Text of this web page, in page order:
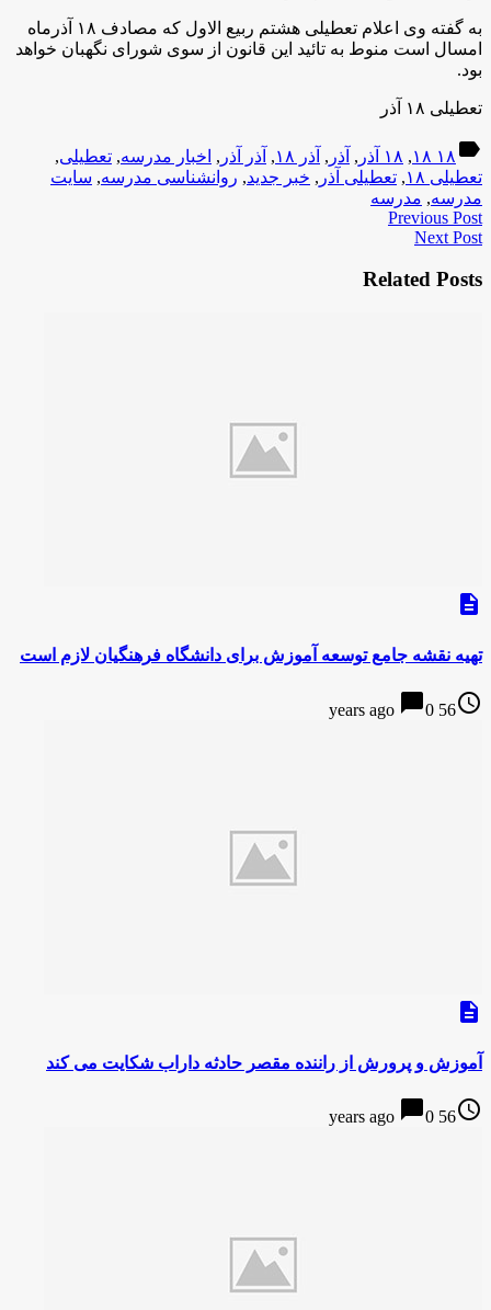
به گفته وی اعلام تعطیلی هشتم ربیع الاول که مصادف ۱۸ آذرماه
امسال است منوط به تائید این قانون از سوی شورای نگهبان خواهد
بود.
تعطیلی ۱۸ آذر
label ۱۸ ۱۸ , ۱۸ آذر , آذر , آذر ۱۸ , آذر آذر , اخبار مدرسه, تعطیلی,
تعطیلی ۱۸
, تعطیلی آذر , خبر جدید, روانشناسی مدرسه, سایت
مدرسه, مدرسه
Previous Post
Next Post
Related Posts
description
تهیه نقشه جامع توسعه آموزش برای دانشگاه فرهنگیان لازم است
access_time
56 years ago
chat_bubble0
description
آموزش و پرورش از راننده مقصر حادثه داراب شکایت می کند
access_time
56 years ago
chat_bubble0